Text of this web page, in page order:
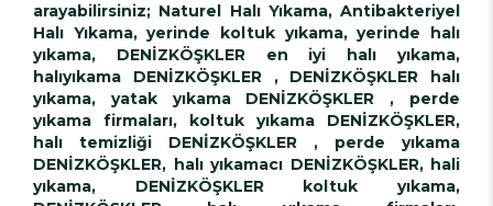
arayabilirsiniz; Naturel Halı Yıkama, Antibakteriyel
Halı Yıkama, yerinde koltuk yıkama, yerinde halı
yıkama, DENİZKÖŞKLER en iyi halı yıkama,
halıyıkama DENİZKÖŞKLER , DENİZKÖŞKLER halı
yıkama, yatak yıkama DENİZKÖŞKLER , perde
yıkama firmaları, koltuk yıkama DENİZKÖŞKLER,
halı temizliği DENİZKÖŞKLER , perde yıkama
DENİZKÖŞKLER, halı yıkamacı DENİZKÖŞKLER, hali
yıkama, DENİZKÖŞKLER koltuk yıkama,